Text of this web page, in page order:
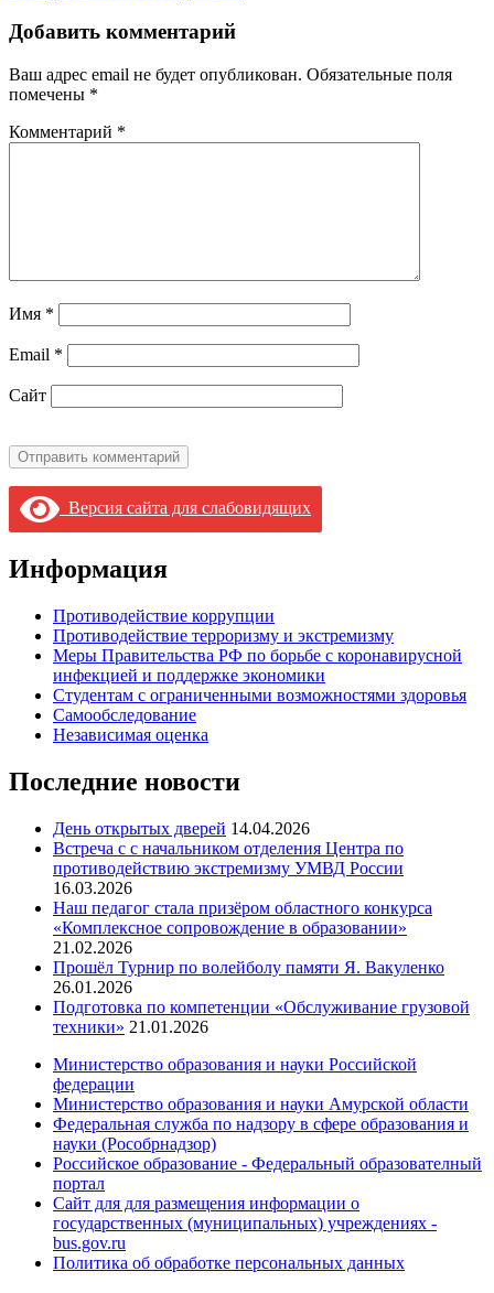
Добавить комментарий
Ваш адрес email не будет опубликован. Обязательные поля
помечены *
Комментарий *
Имя *
Email *
Сайт
Версия сайта для слабовидящих
Информация
Противодействие коррупции
Противодействие терроризму и экстремизму
Меры Правительства РФ по борьбе с коронавирусной
инфекцией и поддержке экономики
Студентам с ограниченными возможностями здоровья
Самообследование
Независимая оценка
Последние новости
День открытых дверей 14.04.2026
Встреча с с начальником отделения Центра по
противодействию экстремизму УМВД России
16.03.2026
Наш педагог стала призёром областного конкурса
«Комплексное сопровождение в образовании»
21.02.2026
Прошёл Турнир по волейболу памяти Я. Вакуленко
26.01.2026
Подготовка по компетенции «Обслуживание грузовой
техники» 21.01.2026
Министерство образования и науки Российской
федерации
Министерство образования и науки Амурской области
Федеральная служба по надзору в сфере образования и
науки (Рособрнадзор)
Российское образование - Федеральный образователный
портал
Сайт для для размещения информации о
государственных (муниципальных) учреждениях -
bus.gov.ru
Политика об обработке персональных данных